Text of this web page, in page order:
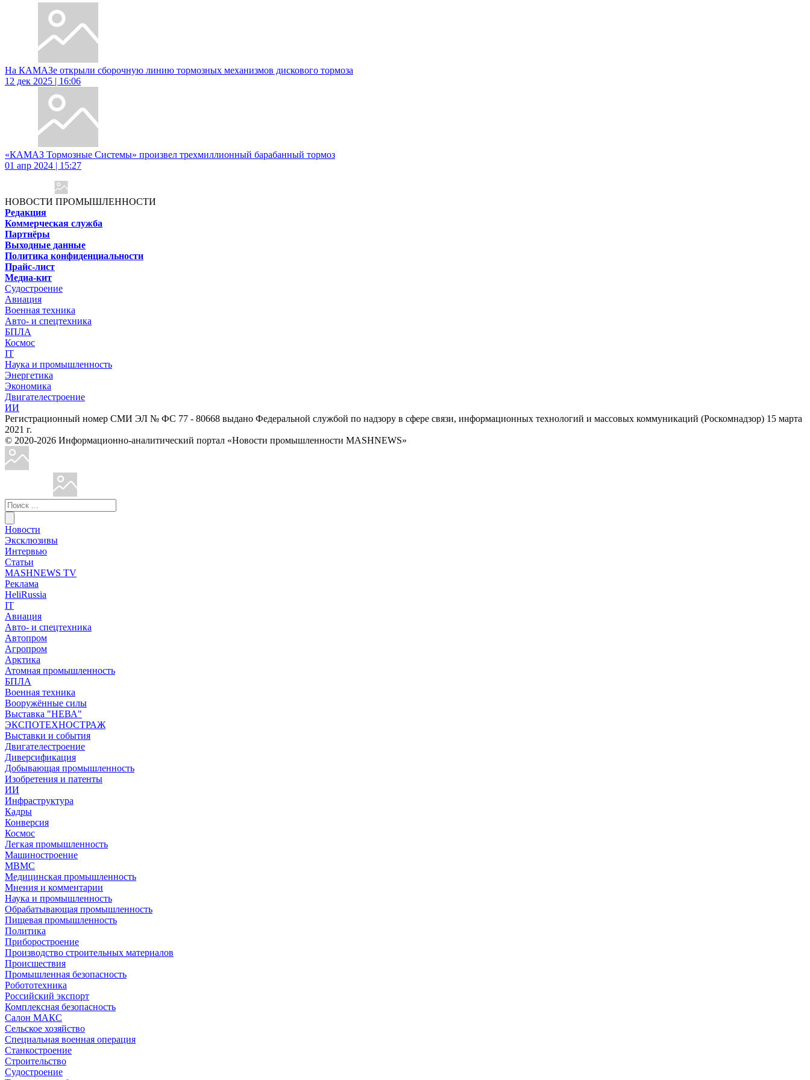
На КАМАЗе открыли сборочную линию тормозных механизмов дискового тормоза
12 дек 2025 | 16:06
«КАМАЗ Тормозные Системы» произвел трехмиллионный барабанный тормоз
01 апр 2024 | 15:27
НОВОСТИ ПРОМЫШЛЕННОСТИ
Редакция
Коммерческая служба
Партнёры
Выходные данные
Политика конфиденциальности
Прайс-лист
Медиа-кит
Судостроение
Авиация
Военная техника
Авто- и спецтехника
БПЛА
Космос
IT
Наука и промышленность
Энергетика
Экономика
Двигателестроение
ИИ
Регистрационный номер СМИ ЭЛ № ФС 77 - 80668 выдано Федеральной службой по надзору в сфере связи, информационных технологий и массовых коммуникаций (Роскомнадзор) 15 марта
2021 г.
© 2020-2026 Информационно-аналитический портал «Новости промышленности MASHNEWS»
Новости
Эксклюзивы
Интервью
Статьи
MASHNEWS TV
Реклама
HeliRussia
IT
Авиация
Авто- и спецтехника
Автопром
Агропром
Арктика
Атомная промышленность
БПЛА
Военная техника
Вооружённые силы
Выставка "НЕВА"
ЭКСПОТЕХНОСТРАЖ
Выставки и события
Двигателестроение
Диверсификация
Добывающая промышленность
Изобретения и патенты
ИИ
Инфраструктура
Кадры
Конверсия
Космос
Легкая промышленность
Машиностроение
МВМС
Медицинская промышленность
Мнения и комментарии
Наука и промышленность
Обрабатывающая промышленность
Пищевая промышленность
Политика
Приборостроение
Производство строительных материалов
Происшествия
Промышленная безопасность
Робототехника
Российский экспорт
Комплексная безопасность
Салон МАКС
Сельское хозяйство
Специальная военная операция
Станкостроение
Строительство
Судостроение